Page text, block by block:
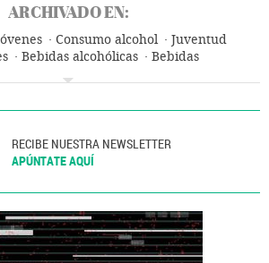
ARCHIVADO EN:
Consumo alcohol
Juventud
Bebidas alcohólicas
Bebidas
RECIBE NUESTRA NEWSLETTER
APÚNTATE AQUÍ